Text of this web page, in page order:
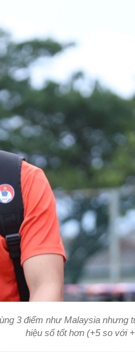
3 điểm như Malaysia nhưng
hiệu số tốt hơn (+5 so với